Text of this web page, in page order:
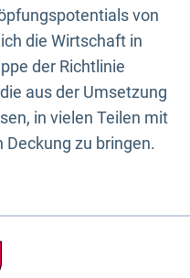
von
die Wirtschaft in
der Richtlinie
aus der Umsetzung
in vielen Teilen mit
Deckung zu bringen.